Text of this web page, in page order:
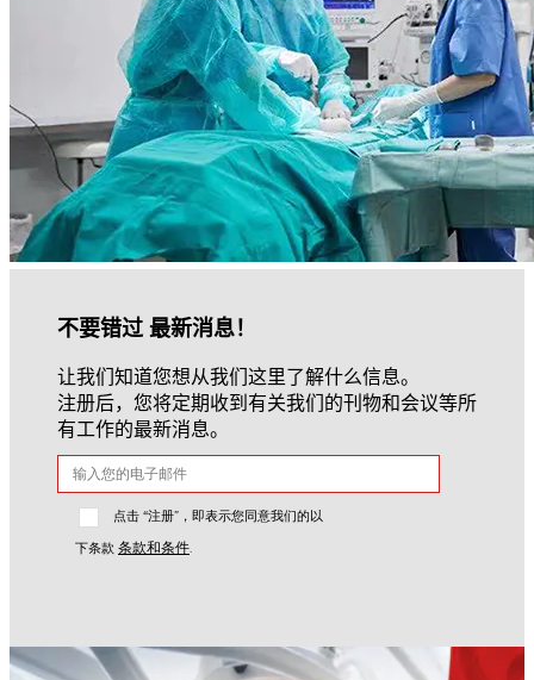
不要错过 最新消息！
让我们知道您想从我们这里了解什么信息。
注册后，您将定期收到有关我们的刊物和会议等所
有工作的最新消息。
点击 “注册”，即表示您同意我们的以
下条款 条款和条件